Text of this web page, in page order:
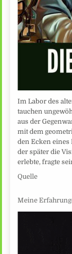
Im Labor des
tauchen
aus der
mit dem
den Ecken eines
der später die
erlebte, fragte
Quelle
Meine